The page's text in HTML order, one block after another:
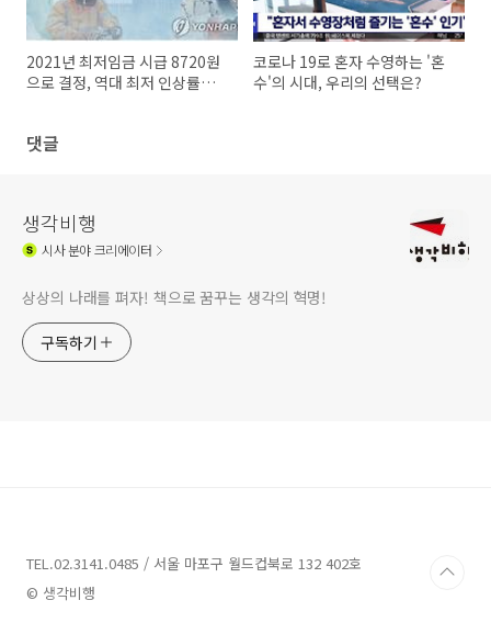
2021년 최저임금 시급 8720원
으로 결정, 역대 최저 인상률의
코로나 19로 혼자 수영하는 '혼
수'의 시대, 우리의 선택은?
댓글
생각비행
시사분야 크리에이터
상상의 나래를 펴자! 책으로 꿈꾸는 생각의 혁명!
구독하기
TEL.02.3141.0485 / 서울 마포구 월드컵북로 132 402호
© 생각비행